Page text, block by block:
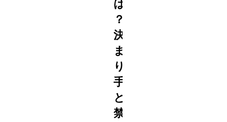
は
？
決
ま
り
手
と
禁